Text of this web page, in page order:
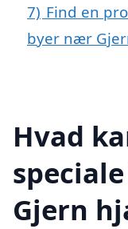
7) Find en
byer nær
Hvad
Gjern